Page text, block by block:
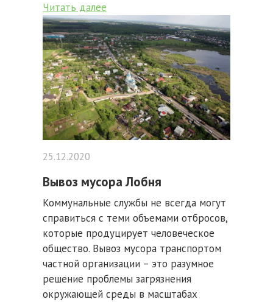
Читать далее
25.12.2020
Вывоз мусора Лобня
Коммунальные службы не всегда могут
справиться с теми объемами отбросов,
которые продуцирует человеческое
общество. Вывоз мусора транспортом
частной организации – это разумное
решение проблемы загрязнения
окружающей среды в масштабах